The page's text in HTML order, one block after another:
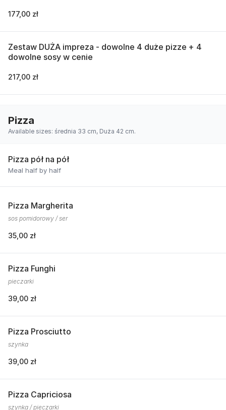
177,00 zł
Zestaw DUŻA impreza - dowolne 4 duże pizze + 4
dowolne sosy w cenie
217,00 zł
Pizza
Available sizes: średnia 33 cm, Duża 42 cm.
Pizza pół na pół
Meal half by half
Pizza Margherita
sos pomidorowy / ser
35,00 zł
Pizza Funghi
pieczarki
39,00 zł
Pizza Prosciutto
szynka
39,00 zł
Pizza Capriciosa
szynka / pieczarki